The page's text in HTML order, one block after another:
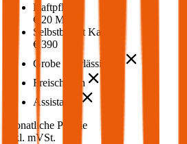
Haftpflicht
€ 20 Mio.
Selbstbehalt Kasko
€ 390
Grobe Fahrlässigkeit
Freischaden
Assistance
Monatliche Prämie
inkl. mVSt.